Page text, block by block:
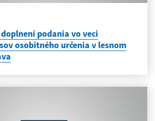
podania vo veci
osobitného určenia v lesnom